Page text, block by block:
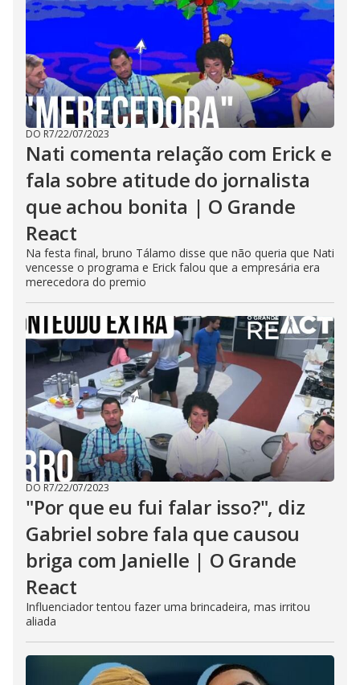
DO R7/22/07/2023
Nati comenta relação com Erick e
fala sobre atitude do jornalista
que achou bonita | O Grande
React
Na festa final, bruno Tálamo disse que não queria que Nati
vencesse o programa e Erick falou que a empresária era
merecedora do premio
DO R7/22/07/2023
"Por que eu fui falar isso?", diz
Gabriel sobre fala que causou
briga com Janielle | O Grande
React
Influenciador tentou fazer uma brincadeira, mas irritou
aliada